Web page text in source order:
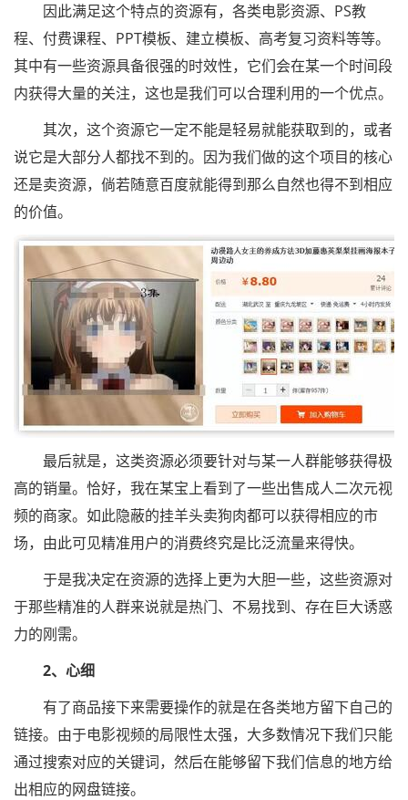
因此满足这个特点的资源有，各类电影资源、PS教
程、付费课程、PPT模板、建立模板、高考复习资料等等。
其中有一些资源具备很强的时效性，它们会在某一个时间段
内获得大量的关注，这也是我们可以合理利用的一个优点。
其次，这个资源它一定不能是轻易就能获取到的，或者
说它是大部分人都找不到的。因为我们做的这个项目的核心
还是卖资源，倘若随意百度就能得到那么自然也得不到相应
的价值。
最后就是，这类资源必须要针对与某一人群能够获得极
高的销量。恰好，我在某宝上看到了一些出售成人二次元视
频的商家。如此隐蔽的挂羊头卖狗肉都可以获得相应的市
场，由此可见精准用户的消费终究是比泛流量来得快。
于是我决定在资源的选择上更为大胆一些，这些资源对
于那些精准的人群来说就是热门、不易找到、存在巨大诱惑
力的刚需。
2、心细
有了商品接下来需要操作的就是在各类地方留下自己的
链接。由于电影视频的局限性太强，大多数情况下我们只能
通过搜索对应的关键词，然后在能够留下我们信息的地方给
出相应的网盘链接。